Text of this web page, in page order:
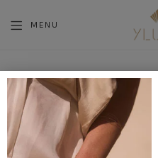
MENU
La boutique » Création bijoux »
bijoux YLUME